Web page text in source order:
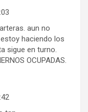
aun no
haciendo los
sigue en turno.
OCUPADAS.